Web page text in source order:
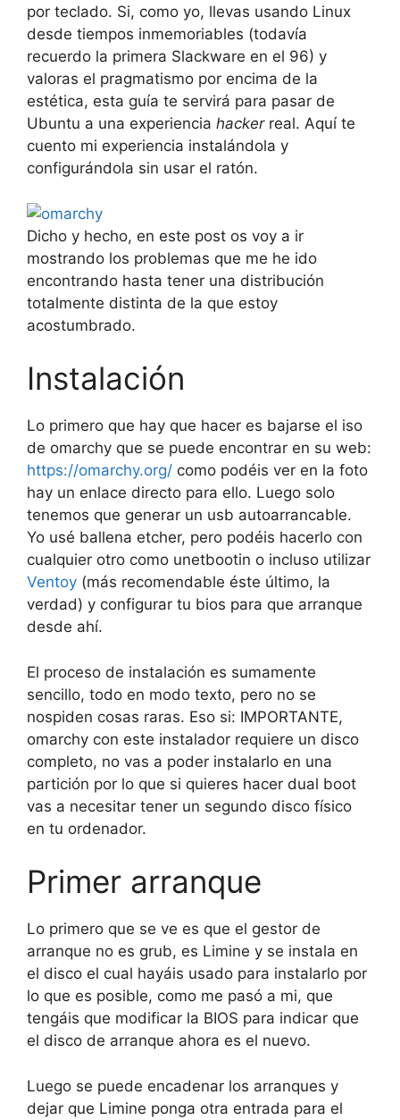
por teclado. Si, como yo, llevas usando Linux
desde tiempos inmemoriables (todavía
recuerdo la primera Slackware en el 96) y
valoras el pragmatismo por encima de la
estética, esta guía te servirá para pasar de
Ubuntu a una experiencia hackerreal. Aquí te
cuento mi experiencia instalándola y
configurándola sin usar el ratón.
Dicho y hecho, en este post os voy a ir
mostrando los problemas que me he ido
encontrando hasta tener una distribución
totalmente distinta de la que estoy
acostumbrado.
Instalación
Lo primero que hay que hacer es bajarse el iso
de omarchy que se puede encontrar en su web:
https://omarchy.org/ como podéis ver en la foto
hay un enlace directo para ello. Luego solo
tenemos que generar un usb autoarrancable.
Yo usé ballena etcher, pero podéis hacerlo con
cualquier otro como unetbootin o incluso utilizar
Ventoy (más recomendable éste último, la
verdad) y configurar tu bios para que arranque
desde ahí.
El proceso de instalación es sumamente
sencillo, todo en modo texto, pero no se
nospiden cosas raras. Eso si: IMPORTANTE,
omarchy con este instalador requiere un disco
completo, no vas a poder instalarlo en una
partición por lo que si quieres hacer dual boot
vas a necesitar tener un segundo disco físico
en tu ordenador.
Primer arranque
Lo primero que se ve es que el gestor de
arranque no es grub, es Limine y se instala en
el disco el cual hayáis usado para instalarlo por
lo que es posible, como me pasó a mi, que
tengáis que modificar la BIOS para indicar que
el disco de arranque ahora es el nuevo.
Luego se puede encadenar los arranques y
dejar que Limine ponga otra entrada para el